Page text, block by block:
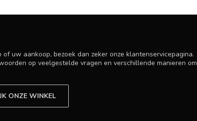
uw aankoop, bezoek dan zeker onze klantenservicepagina.
op veelgestelde vragen en verschillende manieren om
ONZE WINKEL